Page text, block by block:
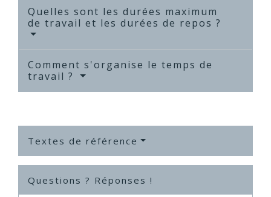
Quelles sont les durées maximum
de travail et les durées de repos ?
Comment s'organise le temps de
travail ?
Textes de référence
Questions ? Réponses !